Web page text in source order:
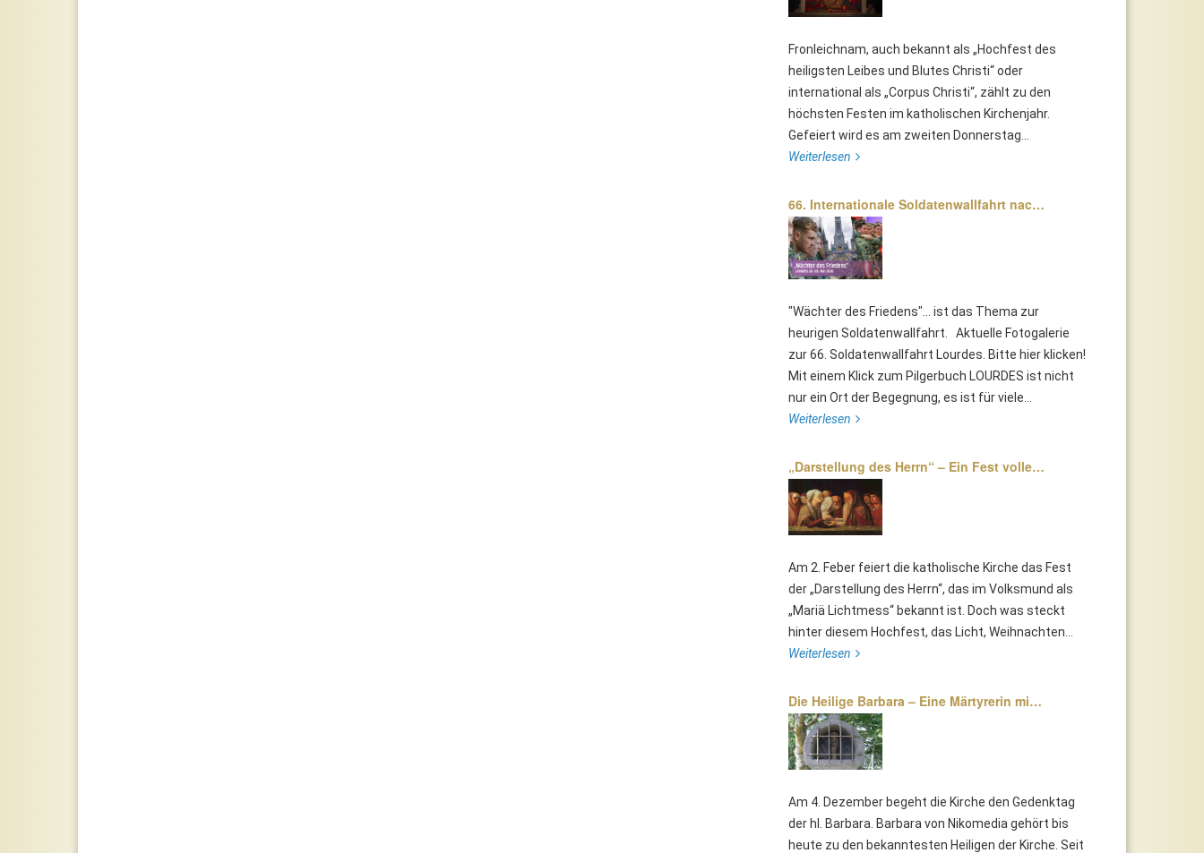
Fronleichnam, auch bekannt als „Hochfest des
heiligsten Leibes und Blutes Christi“ oder
international als „Corpus Christi“, zählt zu den
höchsten Festen im katholischen Kirchenjahr.
Gefeiert wird es am zweiten Donnerstag...
Weiterlesen
66. Internationale Soldatenwallfahrt nac…
"Wächter des Friedens"... ist das Thema zur
heurigen Soldatenwallfahrt. Aktuelle Fotogalerie
zur 66. Soldatenwallfahrt Lourdes. Bitte hier klicken!
Mit einem Klick zum Pilgerbuch LOURDES ist nicht
nur ein Ort der Begegnung, es ist für viele...
Weiterlesen
„Darstellung des Herrn“ – Ein Fest volle…
Am 2. Feber feiert die katholische Kirche das Fest
der „Darstellung des Herrn“, das im Volksmund als
„Mariä Lichtmess“ bekannt ist. Doch was steckt
hinter diesem Hochfest, das Licht, Weihnachten...
Weiterlesen
Die Heilige Barbara – Eine Märtyrerin mi…
Am 4. Dezember begeht die Kirche den Gedenktag
der hl. Barbara. Barbara von Nikomedia gehört bis
heute zu den bekanntesten Heiligen der Kirche. Seit